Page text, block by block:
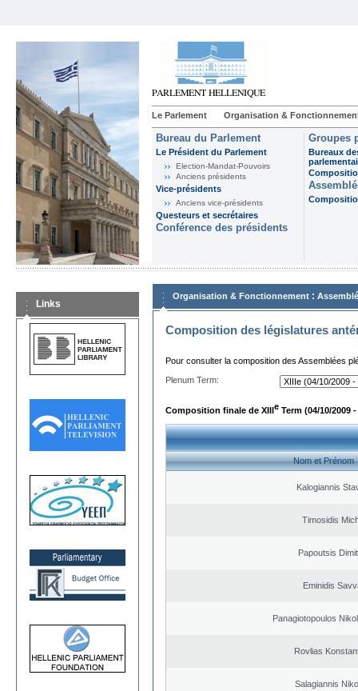
Le Parlement Organisation &
Bureau du Parlement
Le Président du Parlement
Election-Mandat-Pouvoirs
Anciens présidents
Vice-présidents
Anciens vice-présidents
Questeurs et secrétaires
Conférence des présidents
Groupes
Bureaux
Links
Organisation & Fonctionnement :
Composition des législatures
Pour consulter la composition des Assemblées
Plenum Term:
Composition finale de XIIIe Term (04/10/2009 -
Nom et Prénom
Kalogiannis
Timosidis
Papoutsis
Eminidis
Panagiotopoulos
Rovlias
Salagiannis